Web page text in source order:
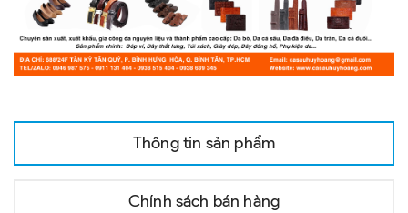
Thông tin sản phẩm
Chính sách bán hàng